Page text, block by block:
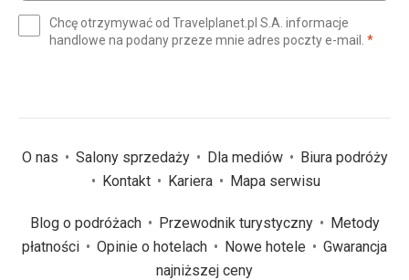
(wymagane)
Chcę otrzymywać od Travelplanet.pl S.A. informacje
handlowe na podany przeze mnie adres poczty e-mail. *
O nas Salony sprzedaży Dla mediów
Biura podróży
Kontakt
Kariera Mapa serwisu
Blog o podróżach Przewodnik turystyczny
Metody
płatności
Opinie o hotelach Nowe hotele
Gwarancja
najniższej ceny